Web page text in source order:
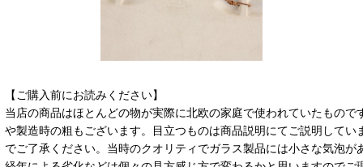
【ご購入前にお読みください】
当店の商品はほとんどの物が実際に北欧の家庭で使われていたもの
や製造時の粗もございます。目立つものは商品説明にてご説明して
でご了承ください。当時のクオリティでガラス製品には小さな気泡が